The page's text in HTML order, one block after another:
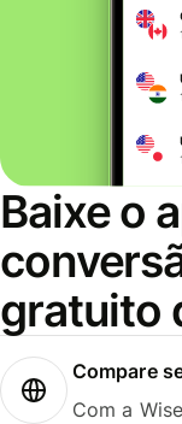
Baixe o
gratuito
Compare
Com a